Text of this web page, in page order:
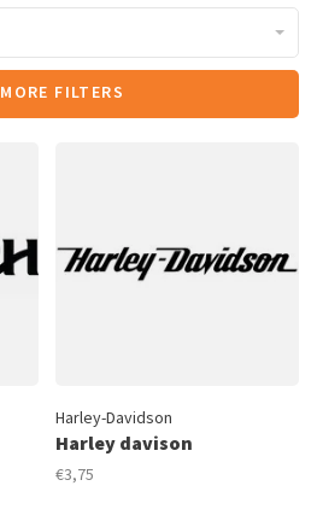
MORE FILTERS
Harley-Davidson
Harley davison
€3,75